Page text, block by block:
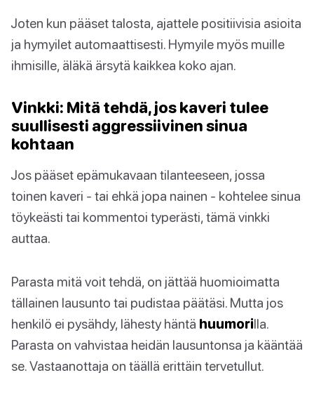
Joten kun pääset talosta, ajattele positiivisia asioita
ja hymyilet automaattisesti. Hymyile myös muille
ihmisille, äläkä ärsytä kaikkea koko ajan.
Vinkki: Mitä tehdä, jos kaveri tulee
suullisesti aggressiivinen sinua
kohtaan
Jos pääset epämukavaan tilanteeseen, jossa
toinen kaveri - tai ehkä jopa nainen - kohtelee sinua
töykeästi tai kommentoi typerästi, tämä vinkki
auttaa.
Parasta mitä voit tehdä, on jättää huomioimatta
tällainen lausunto tai pudistaa päätäsi. Mutta jos
henkilö ei pysähdy, lähesty häntä huumorilla.
Parasta on vahvistaa heidän lausuntonsa ja kääntää
se. Vastaanottaja on täällä erittäin tervetullut.